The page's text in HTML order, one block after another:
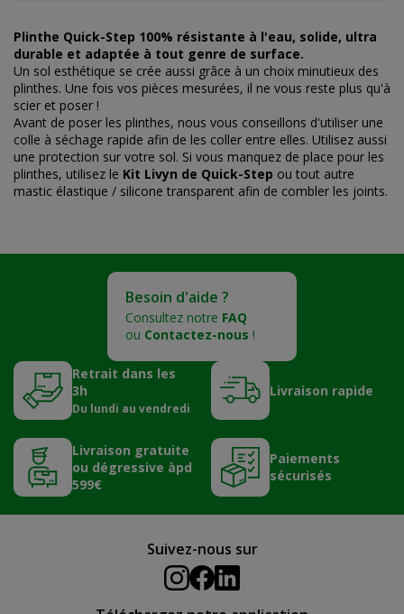
Plinthe Quick-Step 100% résistante à l'eau, solide, ultra
durable et adaptée à tout genre de surface.
Un sol esthétique se crée aussi grâce à un choix minutieux des
plinthes. Une fois vos pièces mesurées, il ne vous reste plus qu'à
scier et poser !
Avant de poser les plinthes, nous vous conseillons d'utiliser une
colle à séchage rapide afin de les coller entre elles. Utilisez aussi
une protection sur votre sol. Si vous manquez de place pour les
plinthes, utilisez le Kit Livyn de Quick-Step ou tout autre
mastic élastique / silicone transparent afin de combler les joints.
Besoin d'aide ?
Consultez notre FAQ
ou Contactez-nous !
Retrait dans les
3h
Du lundi au vendredi
Livraison rapide
Livraison gratuite
ou dégressive àpd
599€
Paiements
sécurisés
Suivez-nous sur